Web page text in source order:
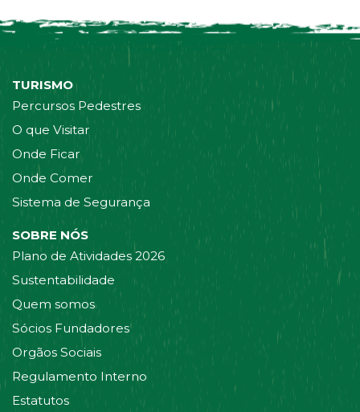
TURISMO
Percursos Pedestres
O que Visitar
Onde Ficar
Onde Comer
Sistema de Segurança
SOBRE NÓS
Plano de Atividades 2026
Sustentabilidade
Quem somos
Sócios Fundadores
Orgãos Sociais
Regulamento Interno
Estatutos